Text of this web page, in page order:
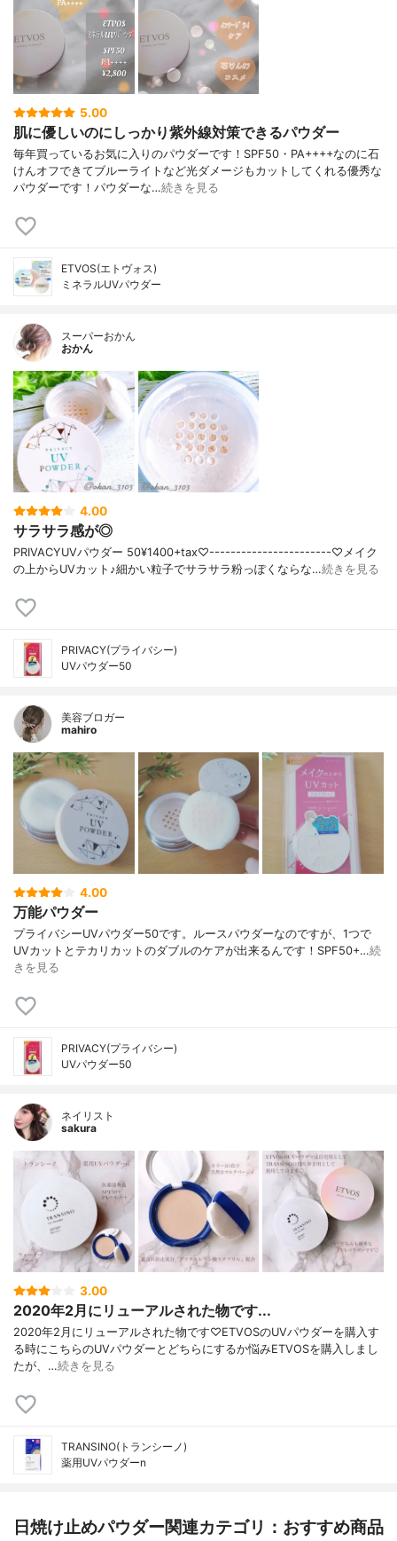
5.00
肌に優しいのにしっかり紫外線対策できるパウダー
毎年買っているお気に入りのパウダーです！SPF50・PA++++なのに石
けんオフできてブルーライトなど光ダメージもカットしてくれる優秀な
パウダーです！パウダーな…続きを見る
ETVOS(エトヴォス)
ミネラルUVパウダー
スーパーおかん
おかん
4.00
サラサラ感が◎
PRIVACYUVパウダー 50¥1400+tax♡-----------------------♡メイク
の上からUVカット♪細かい粒子でサラサラ粉っぽくならな…続きを見る
PRIVACY(プライバシー)
UVパウダー50
美容ブロガー
mahiro
4.00
万能パウダー
プライバシーUVパウダー50です。ルースパウダーなのですが、1つで
UVカットとテカリカットのダブルのケアが出来るんです！SPF50+…続
きを見る
PRIVACY(プライバシー)
UVパウダー50
ネイリスト
sakura
3.00
2020年2月にリューアルされた物です...
2020年2月にリューアルされた物です♡ETVOSのUVパウダーを購入す
る時にこちらのUVパウダーとどちらにするか悩みETVOSを購入しまし
たが、…続きを見る
TRANSINO(トランシーノ)
薬用UVパウダーn
日焼け止めパウダー関連カテゴリ：おすすめ商品